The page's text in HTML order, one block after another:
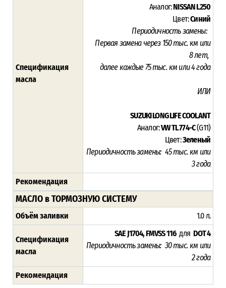
Спецификация
масла
Аналог:NISSAN L250
Цвет:Синий
Периодичность замены:
Первая замена через 150 тыс. км или
8лет,
далее каждые 75 тыс. км или 4 года
ИЛИ
SUZUKI LONG LIFE COOLANT
Аналог:VW TL 774-C(G11)
Цвет:Зеленый
Периодичность замены: 45тыс. км или
3года
Рекомендация
МАСЛО в ТОРМОЗНУЮ СИСТЕМУ
Объём заливки 1.0 л.
Спецификация
масла
SAE J1704, FMVSS 116дляDOT 4
Периодичность замены: 30 тыс. км или
2 года
Рекомендация